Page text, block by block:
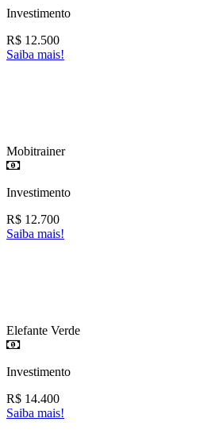
Investimento
R$ 12.500
Saiba mais!
Mobitrainer
Investimento
R$ 12.700
Saiba mais!
Elefante Verde
Investimento
R$ 14.400
Saiba mais!